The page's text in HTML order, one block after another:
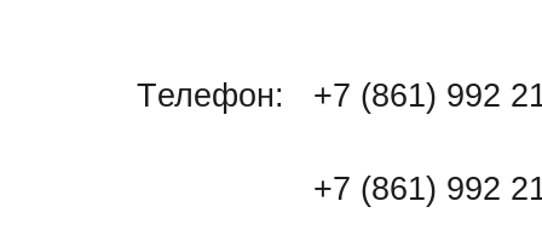
Tелефон: +7 (861) 992
+7 (861) 992 21